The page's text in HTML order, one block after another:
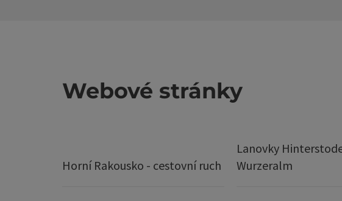
Webové stránky
Horní Rakousko - cestovní ruch
Lanovky
Wurzeralm